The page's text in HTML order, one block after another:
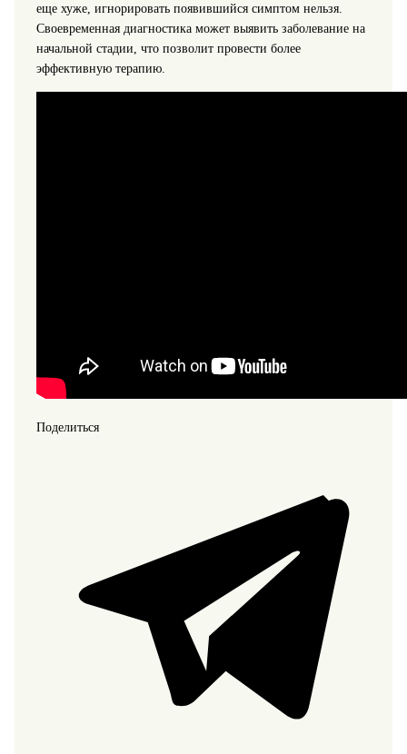
еще хуже, игнорировать появившийся симптом нельзя.
Своевременная диагностика может выявить заболевание на
начальной стадии, что позволит провести более
эффективную терапию.
Поделиться